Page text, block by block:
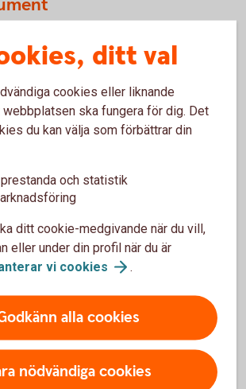
underliggande aktie (Covered Calls)
du under Swedbank/Sparbankernas
handla med andra finansiella
än de som beskrivs ovan. Nedan
som inte får göras inom
eller teckningsrätter utgivna av
leder eller kan leda till ett ägande i
Swedbank Försäkring AB är
ditt val
cookies eller liknande
ska fungera för dig. Det
du kan välja som förbättrar din
prestanda och statistik
ditt cookie-medgivande när du vill,
eller under din profil när du är
vi cookies .
alla cookies
nödvändiga cookies